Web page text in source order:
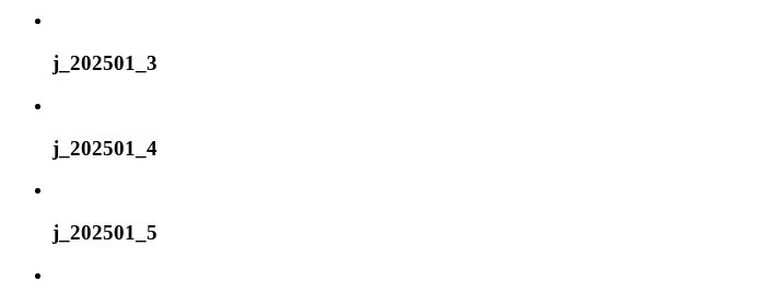
j_202501_3
j_202501_4
j_202501_5